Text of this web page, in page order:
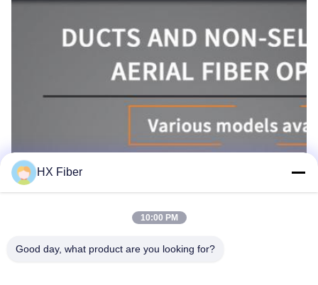
HX Fiber
10:00 PM
Good day, what product are you looking for?